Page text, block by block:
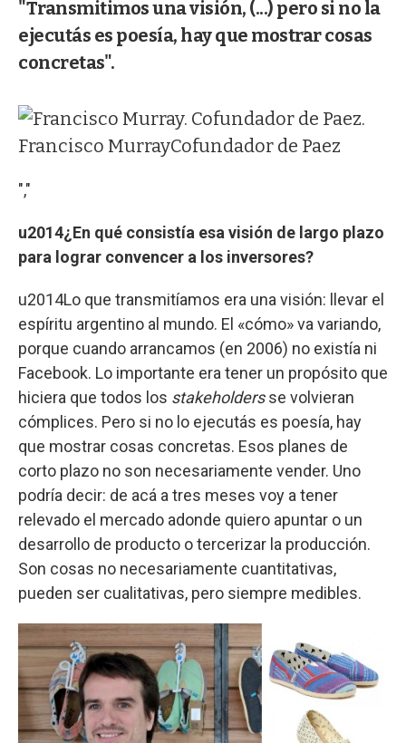
"Transmitimos una visión, (...) pero si no la
ejecutás es poesía, hay que mostrar cosas
concretas".
Francisco MurrayCofundador de Paez
","
u2014¿En qué consistía esa visión de largo plazo
para lograr convencer a los inversores?
u2014Lo que transmitíamos era una visión: llevar el
espíritu argentino al mundo. El «cómo» va variando,
porque cuando arrancamos (en 2006) no existía ni
Facebook. Lo importante era tener un propósito que
hiciera que todos los stakeholdersse volvieran
cómplices. Pero si no lo ejecutás es poesía, hay
que mostrar cosas concretas. Esos planes de
corto plazo no son necesariamente vender. Uno
podría decir: de acá a tres meses voy a tener
relevado el mercado adonde quiero apuntar o un
desarrollo de producto o tercerizar la producción.
Son cosas no necesariamente cuantitativas,
pueden ser cualitativas, pero siempre medibles.